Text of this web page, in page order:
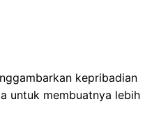
kepribadian
untuk membuatnya lebih